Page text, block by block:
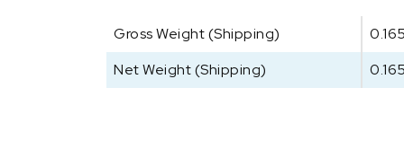
Gross Weight (Shipping)
Net Weight (Shipping)